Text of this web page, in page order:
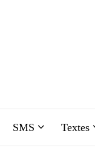
SMS Textes